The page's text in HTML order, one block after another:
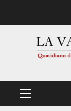
PRIMÄRES